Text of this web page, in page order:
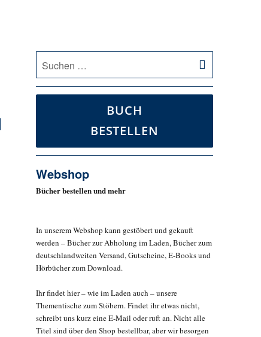
nach:
BUCH
BESTELLEN
Webshop
Bücher bestellen und mehr
In unserem Webshop kann gestöbert und gekauft
werden – Bücher zur Abholung im Laden, Bücher zum
deutschlandweiten Versand, Gutscheine, E-Books und
Hörbücher zum Download.
Ihr findet hier – wie im Laden auch – unsere
Thementische zum Stöbern. Findet ihr etwas nicht,
schreibt uns kurz eine E-Mail oder ruft an. Nicht alle
Titel sind über den Shop bestellbar, aber wir besorgen